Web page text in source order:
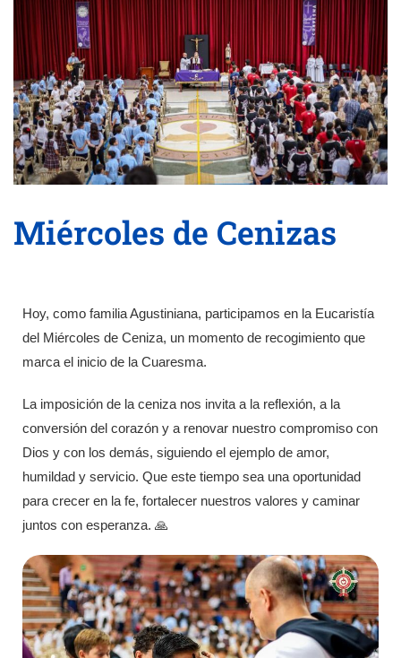
Miércoles de Cenizas
Hoy, como familia Agustiniana, participamos en la Eucaristía
del Miércoles de Ceniza, un momento de recogimiento que
marca el inicio de la Cuaresma.
La imposición de la ceniza nos invita a la reflexión, a la
conversión del corazón y a renovar nuestro compromiso con
Dios y con los demás, siguiendo el ejemplo de amor,
humildad y servicio. Que este tiempo sea una oportunidad
para crecer en la fe, fortalecer nuestros valores y caminar
juntos con esperanza. 🙏